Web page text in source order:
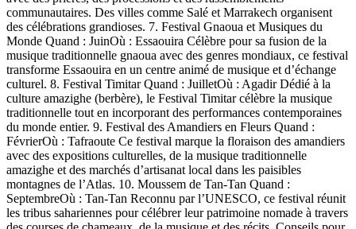
communautaires. Des villes comme Salé et Marrakech organisent
des célébrations grandioses. 7. Festival Gnaoua et Musiques du
Monde Quand : JuinOù : Essaouira Célèbre pour sa fusion de la
musique traditionnelle gnaoua avec des genres mondiaux, ce festival
transforme Essaouira en un centre animé de musique et d’échange
culturel. 8. Festival Timitar Quand : JuilletOù : Agadir Dédié à la
culture amazighe (berbère), le Festival Timitar célèbre la musique
traditionnelle tout en incorporant des performances contemporaines
du monde entier. 9. Festival des Amandiers en Fleurs Quand :
FévrierOù : Tafraoute Ce festival marque la floraison des amandiers
avec des expositions culturelles, de la musique traditionnelle
amazighe et des marchés d’artisanat local dans les paisibles
montagnes de l’Atlas. 10. Moussem de Tan-Tan Quand :
SeptembreOù : Tan-Tan Reconnu par l’UNESCO, ce festival réunit
les tribus sahariennes pour célébrer leur patrimoine nomade à travers